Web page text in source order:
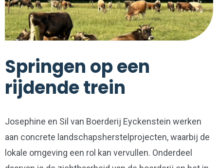
Springen op een
rijdende trein
Josephine en Sil van Boerderij Eyckenstein werken
aan concrete landschapsherstelprojecten, waarbij de
lokale omgeving een rol kan vervullen. Onderdeel